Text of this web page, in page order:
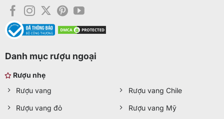
Danh mục rượu ngoại
Rượu nhẹ
Rượu vang
Rượu vang đỏ
Rượu vang Chile
Rượu vang Mỹ